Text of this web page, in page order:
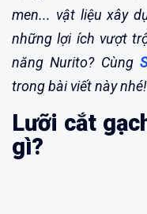
men... vật liệu xây
những lợi ích vượt
năng Nurito? Cùng
trong bài viết này nhé!
Lưỡi cắt
gì?